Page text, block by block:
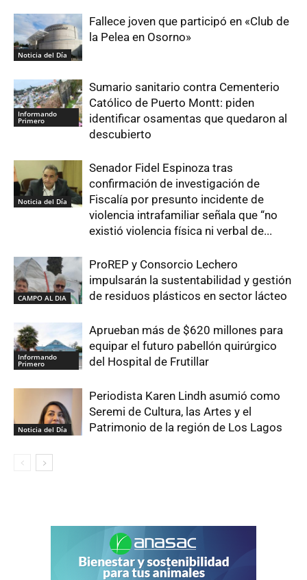
Noticia del Día
Fallece joven que participó en «Club de
la Pelea en Osorno»
Informando
Primero
Sumario sanitario contra Cementerio
Católico de Puerto Montt: piden
identificar osamentas que quedaron al
descubierto
Noticia del Día
Senador Fidel Espinoza tras
confirmación de investigación de
Fiscalía por presunto incidente de
violencia intrafamiliar señala que “no
existió violencia física ni verbal de...
CAMPO AL DIA
ProREP y Consorcio Lechero
impulsarán la sustentabilidad y gestión
de residuos plásticos en sector lácteo
Informando
Primero
Aprueban más de $620 millones para
equipar el futuro pabellón quirúrgico
del Hospital de Frutillar
Noticia del Día
Periodista Karen Lindh asumió como
Seremi de Cultura, las Artes y el
Patrimonio de la región de Los Lagos